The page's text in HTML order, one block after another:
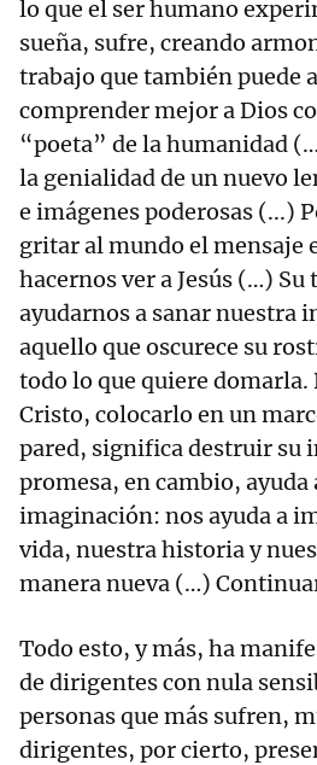
lo que el ser humano
sueña, sufre, creando
trabajo que también puede
comprender mejor a Dios
“poeta” de la humanidad
la genialidad de un nuevo
e imágenes poderosas (...)
gritar al mundo el mensaje
hacernos ver a Jesús (…) Su
ayudarnos a sanar nuestra
aquello que oscurece su
todo lo que quiere domarla.
Cristo, colocarlo en un
pared, significa destruir su
promesa, en cambio, ayuda
imaginación: nos ayuda a
vida, nuestra historia y
manera nueva (…)
Todo esto, y más, ha
de dirigentes con nula
personas que más sufren,
dirigentes, por cierto,